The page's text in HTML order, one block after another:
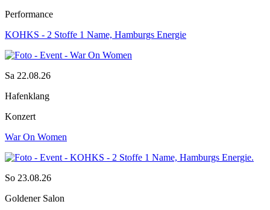
Performance
KOHKS - 2 Stoffe 1 Name, Hamburgs Energie
Sa 22.08.26
Hafenklang
Konzert
War On Women
So 23.08.26
Goldener Salon